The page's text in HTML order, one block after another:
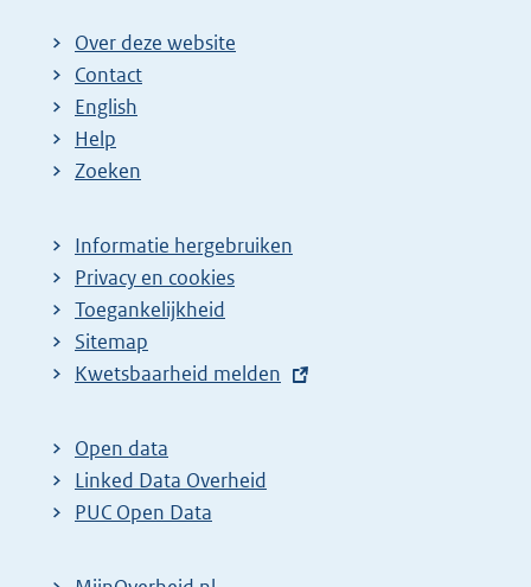
Over deze website
Contact
English
Help
Zoeken
Informatie hergebruiken
Privacy en cookies
Toegankelijkheid
Sitemap
E
t
e
r
Kwetsbaarheid melden
Open data
Linked Data Overheid
PUC Open Data